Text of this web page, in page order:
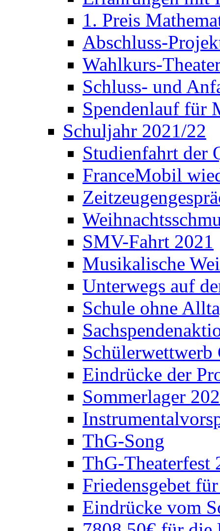
1. Preis
Abschluss-
Wahlkurs-
Schluss- und
Spendenlauf für
Schuljahr 2021/22
Studienfahrt der
FranceMobil
SMV-Fahrt 2021
Musikalische
Unterwegs auf
Schule ohne
Schülerwettwerb
Eindrücke der
Sommerlager
ThG-Song
ThG-Theaterfest
Friedensgebet
Eindrücke vom